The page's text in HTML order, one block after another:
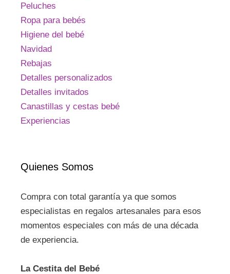
Peluches
Ropa para bebés
Higiene del bebé
Navidad
Rebajas
Detalles personalizados
Detalles invitados
Canastillas y cestas bebé
Experiencias
Quienes Somos
Compra con total garantía ya que somos
especialistas en regalos artesanales para esos
momentos especiales con más de una década
de experiencia.
La Cestita del Bebé